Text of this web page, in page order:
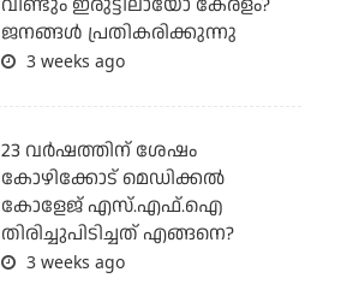
ജനങ്ങൾ പ്രതികരിക്കുന്നു
3 weeks ago
23 വർഷത്തിന് ശേഷം
കോഴിക്കോട് മെഡിക്കൽ
കോളേജ് എസ്.എഫ്.ഐ
തിരിച്ചുപിടിച്ചത് എങ്ങനെ?
3 weeks ago